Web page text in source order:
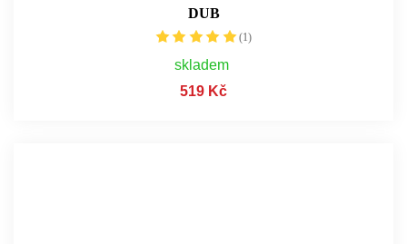
DUB
(1)
skladem
519 Kč